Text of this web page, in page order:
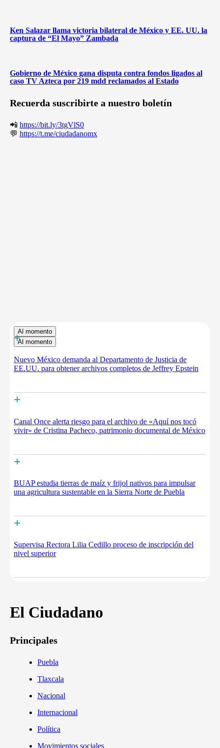
Ken Salazar llama victoria bilateral de México y EE. UU. la
captura de “El Mayo” Zambada
Gobierno de México gana disputa contra fondos ligados al
caso TV Azteca por 219 mdd reclamados al Estado
Recuerda suscribirte a nuestro boletín
📲 https://bit.ly/3tgVlS0
💬 https://t.me/ciudadanomx
Al momento
Al momento
+
Nuevo México demanda al Departamento de Justicia de
EE.UU. para obtener archivos completos de Jeffrey Epstein
+
Canal Once alerta riesgo para el archivo de «Aquí nos tocó
vivir» de Cristina Pacheco, patrimonio documental de México
+
BUAP estudia tierras de maíz y frijol nativos para impulsar
una agricultura sustentable en la Sierra Norte de Puebla
+
Supervisa Rectora Lilia Cedillo proceso de inscripción del
nivel superior
El Ciudadano
Principales
Puebla
Tlaxcala
Nacional
Internacional
Política
Movimientos sociales